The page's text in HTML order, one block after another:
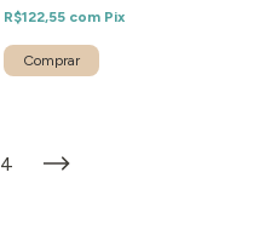
R$122,55 com Pix
4